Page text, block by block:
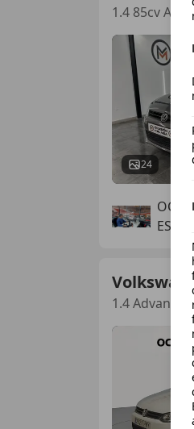
1.4 85cv
24
ES-
1.4 Advance